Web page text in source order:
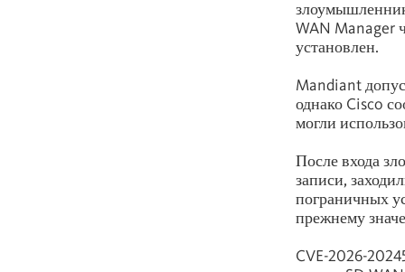
WAN Manager
установлен.
Mandiant
однако Cisco
могли
После входа
записи,
пограничных
прежнему
CVE-2026-